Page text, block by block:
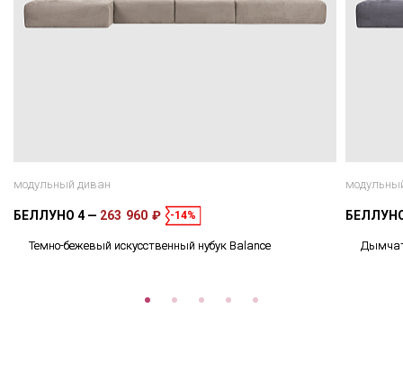
модульный диван
БЕЛЛУНО 4 263 960 ₽ -14%
Темно-бежевый искусственный нубук Balance